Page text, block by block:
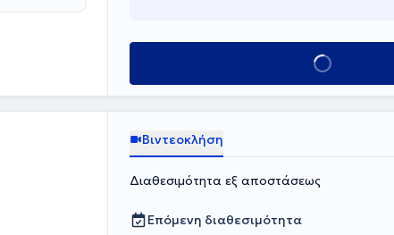
έργο
σε
που
Κλείσε ραντεβού
Βιντεοκλήση
Διαθεσιμότητα εξ αποστάσεως
Επόμενη διαθεσιμότητα